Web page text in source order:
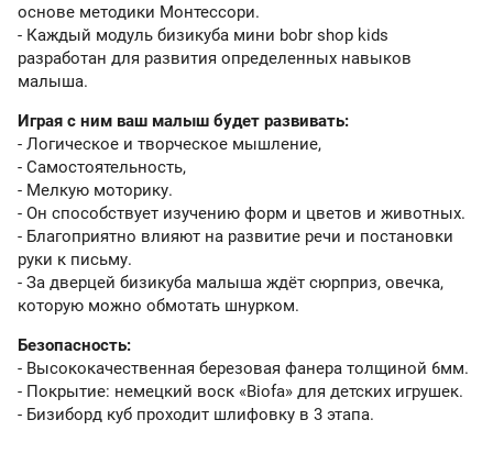
основе методики Монтессори.
- Каждый модуль бизикуба мини bobr shop kids
разработан для развития определенных навыков
малыша.
Играя с ним ваш малыш будет развивать:
- Логическое и творческое мышление,
- Самостоятельность,
- Мелкую моторику.
- Он способствует изучению форм и цветов и животных.
- Благоприятно влияют на развитие речи и постановки
руки к письму.
- За дверцей бизикуба малыша ждёт сюрприз, овечка,
которую можно обмотать шнурком.
Безопасность:
- Высококачественная березовая фанера толщиной 6мм.
- Покрытие: немецкий воск «Biofa» для детских игрушек.
- Бизиборд куб проходит шлифовку в 3 этапа.